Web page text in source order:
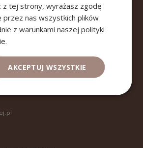
poprzez odkrycie nowego
pracy, a także poradzenie sobie z
Dołącz do mnie i znajdź swoją drogę!
z tej strony, wyrażasz zgodę
przez nas wszystkich plików
z warunkami naszej polityki
AKCEPTUJ WSZYSTKIE